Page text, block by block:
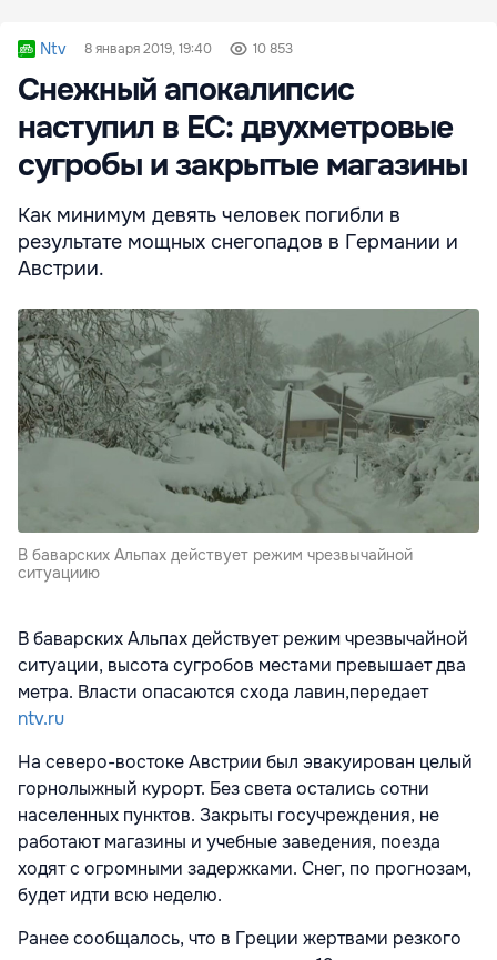
Ntv 8 января 2019, 19:40 10 853
Снежный апокалипсис
наступил в ЕС: двухметровые
сугробы и закрытые магазины
Как минимум девять человек погибли в
результате мощных снегопадов в Германии и
Австрии.
В баварских Альпах действует режим чрезвычайной
ситуациию
В баварских Альпах действует режим чрезвычайной
ситуации, высота сугробов местами превышает два
метра. Власти опасаются схода лавин,передает
ntv.ru
На северо-востокеАвстрии был эвакуирован целый
горнолыжный курорт. Без света остались сотни
населенных пунктов. Закрыты госучреждения, не
работают магазины и учебные заведения, поезда
ходят с огромными задержками. Снег, по прогнозам,
будет идти всю неделю.
Ранее сообщалось, что в Греции жертвами резкого